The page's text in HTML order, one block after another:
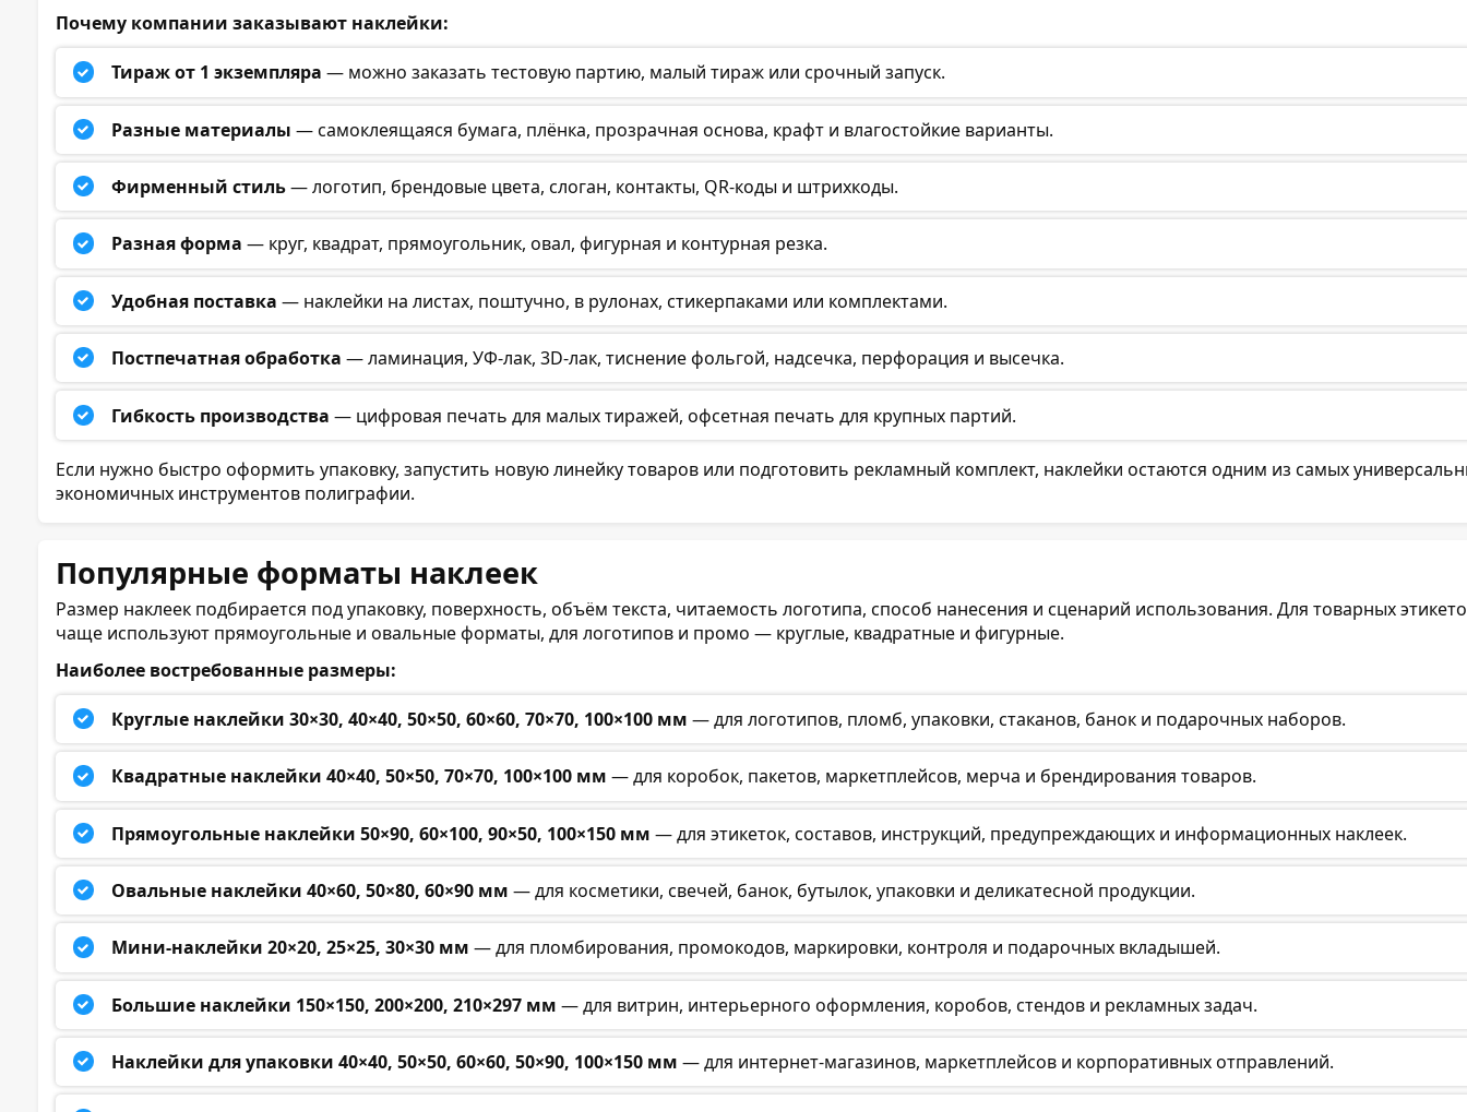
Почему компании заказывают наклейки:
Тираж от 1 экземпляра — можно заказать тестовую партию, малый тираж или срочный запуск.
Разные материалы — самоклеящаяся бумага, плёнка, прозрачная основа, крафт и влагостойкие варианты.
Фирменный стиль— логотип, брендовые цвета, слоган, контакты, QR-коды и штрихкоды.
Разная форма — круг, квадрат, прямоугольник, овал, фигурная и контурная резка.
Удобная поставка — наклейки на листах, поштучно, в рулонах, стикерпаками или комплектами.
Постпечатная обработка — ламинация, УФ-лак, 3D-лак, тиснение фольгой, надсечка, перфорация и высечка.
Гибкость производства — цифровая печать для малых тиражей, офсетная печать для крупных партий.
Если нужно быстро оформить упаковку, запустить новую линейку товаров или подготовить рекламный комплект, наклейки остаются одним из самых
экономичных инструментов полиграфии.
Популярные форматы наклеек
Размер наклеек подбирается под упаковку, поверхность, объём текста, читаемость логотипа, способ нанесения и сценарий использования. Для товарных
чаще используют прямоугольные и овальные форматы, для логотипов и промо — круглые, квадратные и фигурные.
Наиболее востребованные размеры:
Круглые наклейки 30×30, 40×40, 50×50, 60×60, 70×70, 100×100 мм — для логотипов, пломб, упаковки, стаканов, банок и подарочных наборов.
Квадратные наклейки 40×40, 50×50, 70×70, 100×100 мм — для коробок, пакетов, маркетплейсов, мерча и брендирования товаров.
Прямоугольные наклейки 50×90, 60×100, 90×50, 100×150 мм — для этикеток, составов, инструкций, предупреждающих и информационных наклеек.
Овальные наклейки 40×60, 50×80, 60×90 мм — для косметики, свечей, банок, бутылок, упаковки и деликатесной продукции.
Мини-наклейки 20×20, 25×25, 30×30 мм — для пломбирования, промокодов, маркировки, контроля и подарочных вкладышей.
Большие наклейки 150×150, 200×200, 210×297 мм — для витрин, интерьерного оформления, коробов, стендов и рекламных задач.
Наклейки для упаковки 40×40, 50×50, 60×60, 50×90, 100×150 мм — для интернет-магазинов, маркетплейсов и корпоративных отправлений.